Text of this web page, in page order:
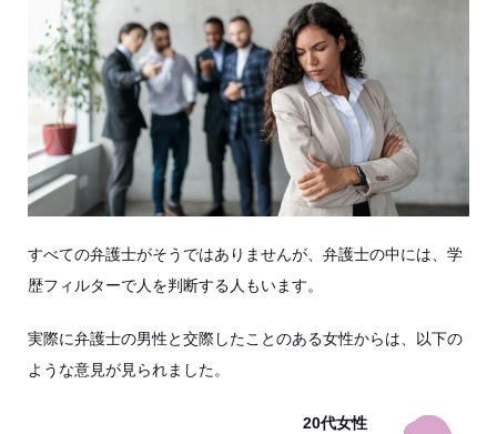
すべての弁護士がそうではありませんが、弁護士の中には、学
歴フィルターで人を判断する人もいます。
実際に弁護士の男性と交際したことのある女性からは、以下の
ような意見が見られました。
20代女性